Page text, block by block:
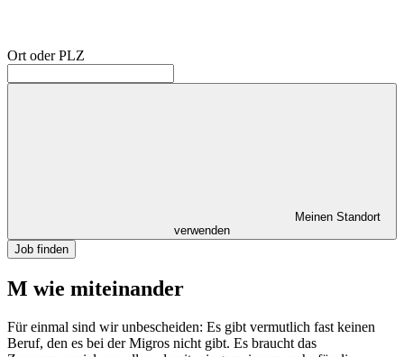
Ort oder PLZ
Meinen Standort
verwenden
Job finden
M wie miteinander
Für einmal sind wir unbescheiden: Es gibt vermutlich fast keinen
Beruf, den es bei der Migros nicht gibt. Es braucht das